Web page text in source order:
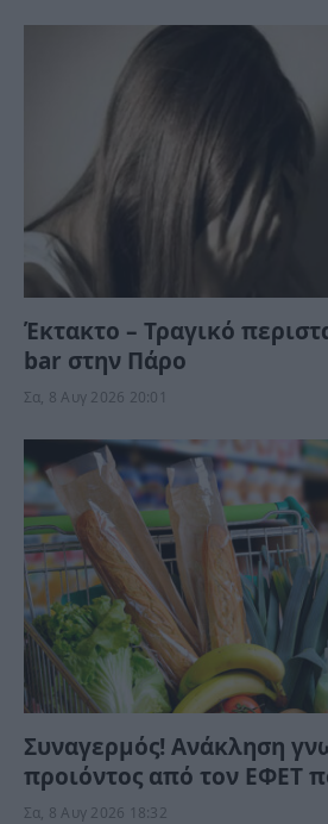
Έκτακτο – Τραγικό
bar στην Πάρο
Σα, 8 Αυγ 2026 20:01
Συναγερμός! Ανάκληση
προιόντος από τον ΕΦΕΤ
στα ράφια των σούπερ
Σα, 8 Αυγ 2026 18:32